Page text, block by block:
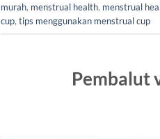
murah, menstrual health, menstrual
cup, tips menggunakan menstrual cup
Pembalut